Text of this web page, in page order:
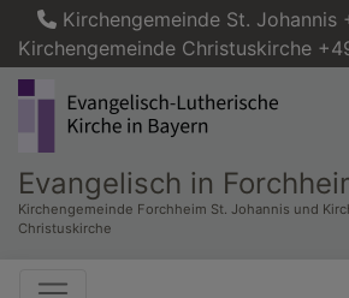
Direkt
zum
Inhalt
Kirchengemeinde St. Johannis
Kirchengemeinde Christuskirche
Evangelisch in
Kirchengemeinde Forchheim St. Johannis und
Christuskirche